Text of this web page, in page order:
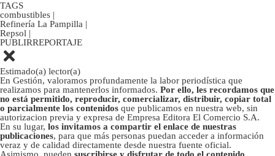
TAGS
combustibles |
Refinería La Pampilla |
Repsol |
PUBLIRREPORTAJE
Estimado(a) lector(a)
En Gestión, valoramos profundamente la labor periodística que
realizamos para mantenerlos informados. Por ello, les recordamos que
no está permitido, reproducir, comercializar, distribuir, copiar total
o parcialmente los contenidos que publicamos en nuestra web, sin
autorizacion previa y expresa de Empresa Editora El Comercio S.A.
En su lugar, los invitamos a compartir el enlace de nuestras
publicaciones, para que más personas puedan acceder a información
veraz y de calidad directamente desde nuestra fuente oficial.